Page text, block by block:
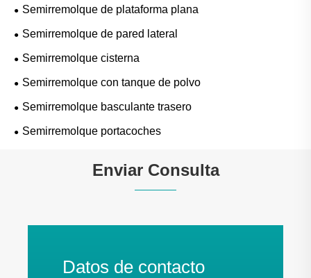
Semirremolque de plataforma plana
Semirremolque de pared lateral
Semirremolque cisterna
Semirremolque con tanque de polvo
Semirremolque basculante trasero
Semirremolque portacoches
Enviar Consulta
Datos de contacto